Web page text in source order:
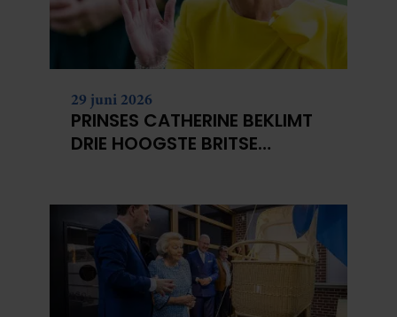
29 juni 2026
PRINSES CATHERINE BEKLIMT
DRIE HOOGSTE BRITSE